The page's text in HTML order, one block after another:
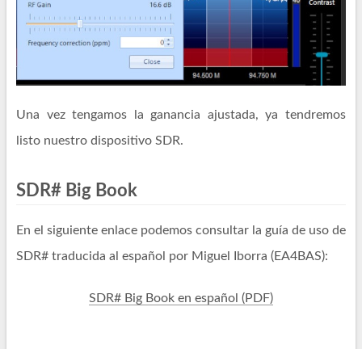
Una vez tengamos la ganancia ajustada, ya tendremos
listo nuestro dispositivo SDR.
SDR# Big Book
En el siguiente enlace podemos consultar la guía de uso de
SDR# traducida al español por Miguel Iborra (EA4BAS):
SDR# Big Book en español (PDF)